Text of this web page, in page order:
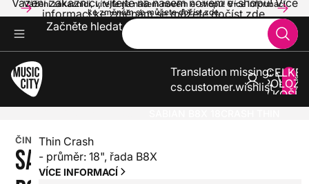
Vážení zákazníci, vítejte na našem novém e-shopu! Více informací
ke změnám se můžete dočíst zde.
Vážení zákazníci, vítejte na našem novém e-shopu! Více
informací ke změnám se můžete dočíst zde.
Začněte hledat
Translation missing:
cs.customer.wishlist
V
0
ČINEL
SABIAN
Thin Crash
- průměr: 18", řada B8X
VÍCE INFORMACÍ